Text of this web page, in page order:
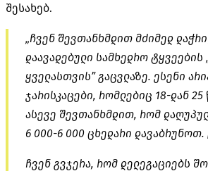
შესახებ.
„ჩვენ შევთანხმდით მძიმედ
დაავადებული სამხედრო ტყვეების
ყველასთვის” გაცვლაზე. ესენი
ჯარისკაცები, რომლებიც 18-დან 25
ასევე შევთანხმდით, რომ
6 000-6 000 ცხედარი
ჩვენ გვჯერა, რომ დელეგაციებს